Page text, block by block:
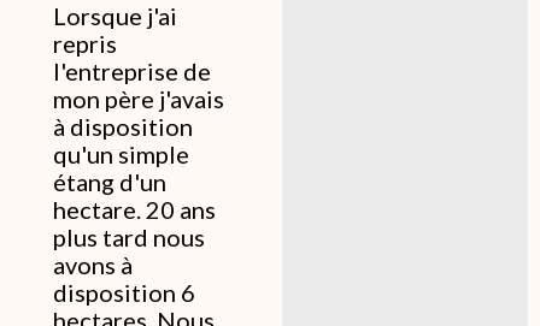
Lorsque j'ai
repris
l'entreprise de
mon père j'avais
à disposition
qu'un simple
étang d'un
hectare. 20 ans
plus tard nous
avons à
disposition 6